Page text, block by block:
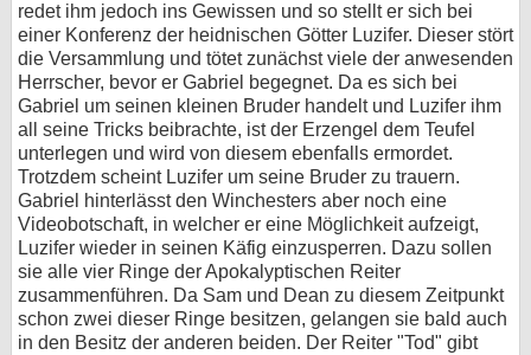
redet ihm jedoch ins Gewissen und so stellt er sich bei
einer Konferenz der heidnischen Götter Luzifer. Dieser stört
die Versammlung und tötet zunächst viele der anwesenden
Herrscher, bevor er Gabriel begegnet. Da es sich bei
Gabriel um seinen kleinen Bruder handelt und Luzifer ihm
all seine Tricks beibrachte, ist der Erzengel dem Teufel
unterlegen und wird von diesem ebenfalls ermordet.
Trotzdem scheint Luzifer um seine Bruder zu trauern.
Gabriel hinterlässt den Winchesters aber noch eine
Videobotschaft, in welcher er eine Möglichkeit aufzeigt,
Luzifer wieder in seinen Käfig einzusperren. Dazu sollen
sie alle vier Ringe der Apokalyptischen Reiter
zusammenführen. Da Sam und Dean zu diesem Zeitpunkt
schon zwei dieser Ringe besitzen, gelangen sie bald auch
in den Besitz der anderen beiden. Der Reiter "Tod" gibt